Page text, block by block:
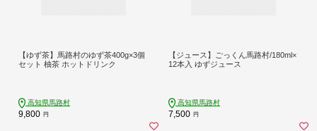
【ゆず茶】馬路村のゆず茶400g×3個
セット 柚茶 ホットドリンク
高知県馬路村
9,800 円
【ジュース】ごっくん馬路村/180ml×
12本入 ゆずジュース
高知県馬路村
7,500 円